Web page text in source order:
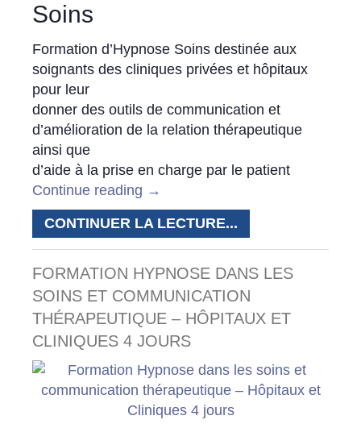
Soins
Formation d’Hypnose Soins destinée aux
soignants des cliniques privées et hôpitaux
pour leur
donner des outils de communication et
d’amélioration de la relation thérapeutique
ainsi que
d’aide à la prise en charge par le patient
Continue reading →
CONTINUER LA LECTURE...
FORMATION HYPNOSE DANS LES
SOINS ET COMMUNICATION
THÉRAPEUTIQUE – HÔPITAUX ET
CLINIQUES 4 JOURS